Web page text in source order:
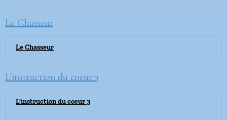
Le Chasseur
Le Chasseur
L'instruction du coeur 3
L'instruction du coeur 3